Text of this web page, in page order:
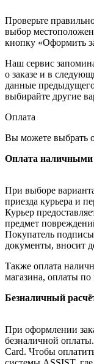
Проверьте
выбор
кнопку «Оформить
Наш сервис
о заказе и в
данные
выбирайте другие
Оплата
Вы можете выбрать
Оплата наличными
При выборе
приезда курьера и
Курьер
предмет
Покупатель
документы, вносит
Также оплата
магазина, оплаты по
Безналичный
При оформлении
безналичной
Card. Чтобы